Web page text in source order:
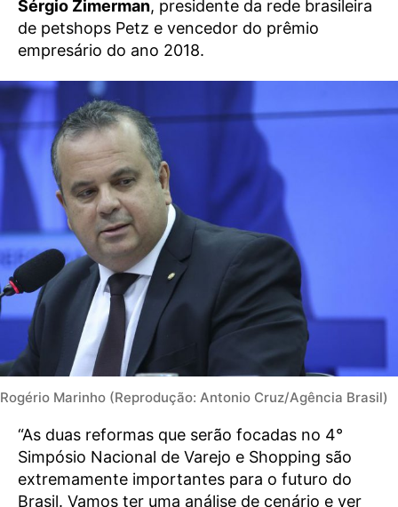
Sérgio Zimerman, presidente da rede brasileira
de petshops Petz e vencedor do prêmio
empresário do ano 2018.
Rogério Marinho (Reprodução: Antonio Cruz/Agência Brasil)
“As duas reformas que serão focadas no 4°
Simpósio Nacional de Varejo e Shopping são
extremamente importantes para o futuro do
Brasil. Vamos ter uma análise de cenário e ver